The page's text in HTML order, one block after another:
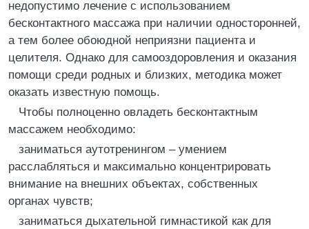
недопустимо лечение с использованием
бесконтактного массажа при наличии односторонней,
а тем более обоюдной неприязни пациента и
целителя. Однако для самооздоровления и оказания
помощи среди родных и близких, методика может
оказать известную помощь.
Чтобы полноценно овладеть бесконтактным
массажем необходимо:
заниматься аутотренингом – умением
расслабляться и максимально концентрировать
внимание на внешних объектах, собственных
органах чувств;
заниматься дыхательной гимнастикой как для